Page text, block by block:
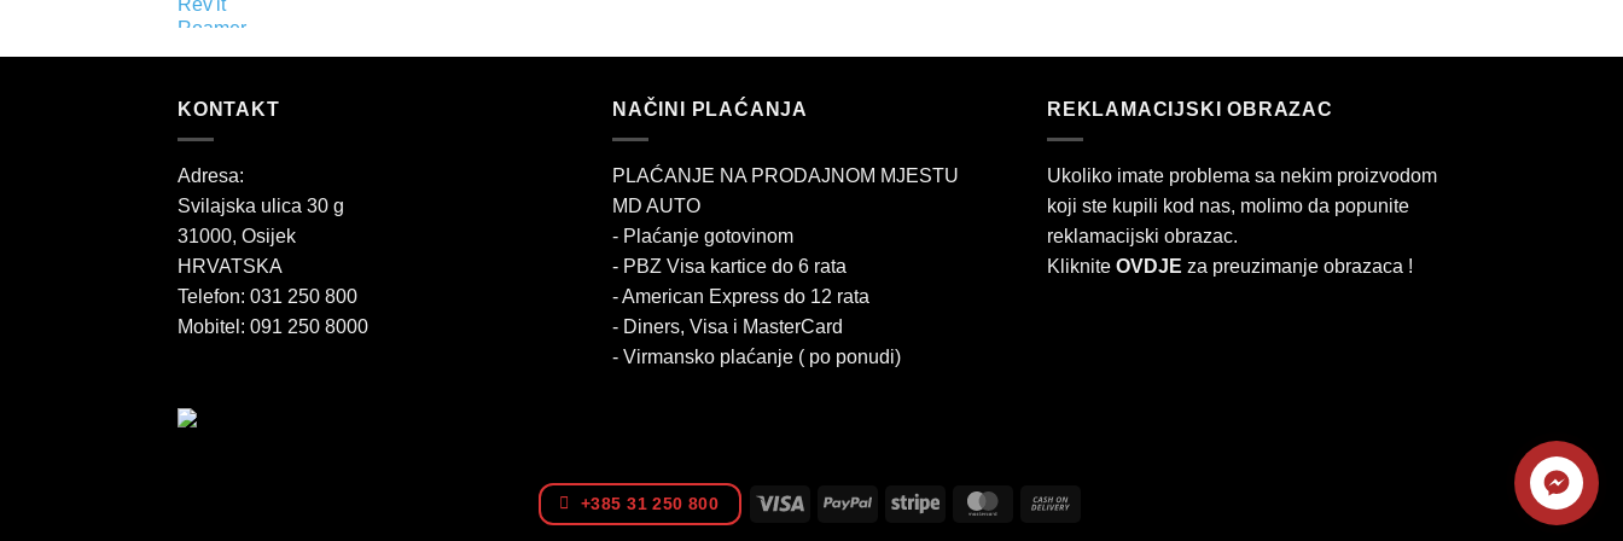
KONTAKT
Adresa:
Svilajska ulica 30 g
31000, Osijek
HRVATSKA
Telefon: 031 250 800
Mobitel: 091 250 8000
NAČINI PLAĆANJA
PLAĆANJE NA PRODAJNOM MJESTU
MD AUTO
- Plaćanje gotovinom
- PBZ Visa kartice do 6 rata
- American Express do 12 rata
- Diners, Visa i MasterCard
- Virmansko plaćanje ( po ponudi)
REKLAMACIJSKI OBRAZAC
Ukoliko imate problema sa nekim proizvodom
koji ste kupili kod nas, molimo da popunite
reklamacijski obrazac.
Kliknite OVDJE za preuzimanje obrazaca !
+385 31 250 800 Visa PayPal Stripe MasterCard
Kontaktirajte
nas